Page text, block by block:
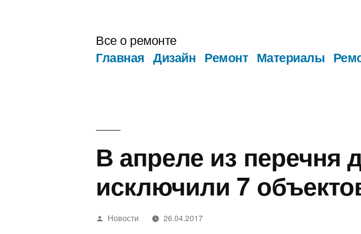
Все о ремонте
Главная Дизайн Ремонт Материалы
В апреле из перечня
исключили 7
Написано
Новости 26.04.2017